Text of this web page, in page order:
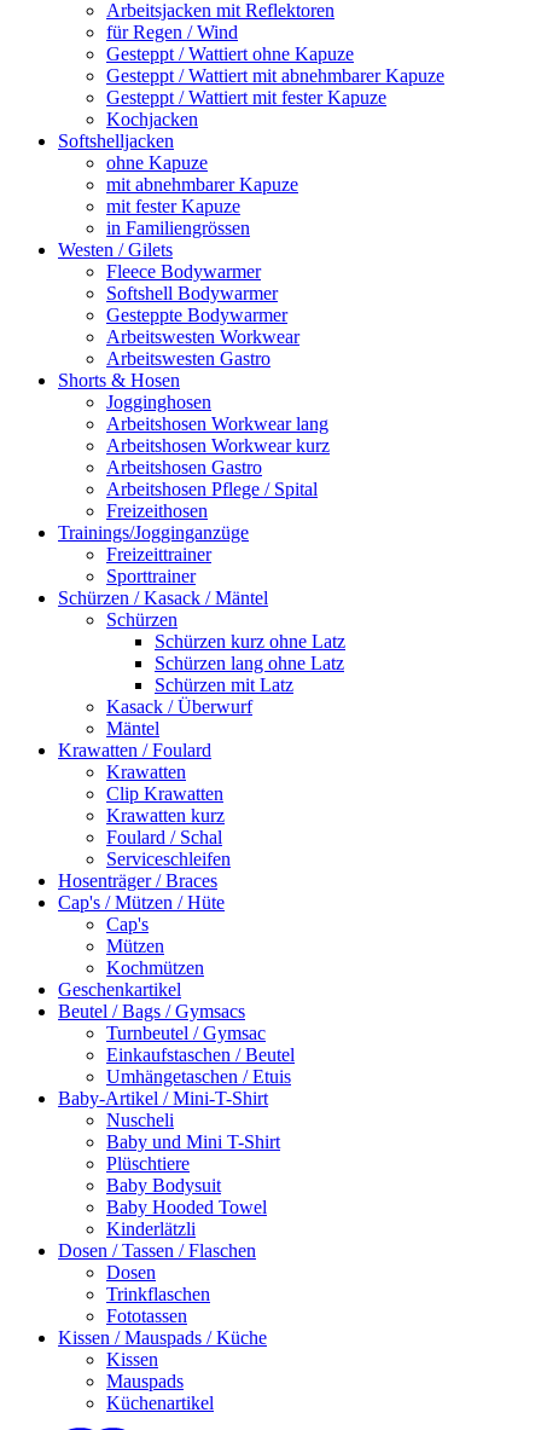
Arbeitsjacken mit Reflektoren
für Regen / Wind
Gesteppt / Wattiert ohne Kapuze
Gesteppt / Wattiert mit abnehmbarer Kapuze
Gesteppt / Wattiert mit fester Kapuze
Kochjacken
Softshelljacken
ohne Kapuze
mit abnehmbarer Kapuze
mit fester Kapuze
in Familiengrössen
Westen / Gilets
Fleece Bodywarmer
Softshell Bodywarmer
Gesteppte Bodywarmer
Arbeitswesten Workwear
Arbeitswesten Gastro
Shorts & Hosen
Jogginghosen
Arbeitshosen Workwear lang
Arbeitshosen Workwear kurz
Arbeitshosen Gastro
Arbeitshosen Pflege / Spital
Freizeithosen
Trainings/Jogginganzüge
Freizeittrainer
Sporttrainer
Schürzen / Kasack / Mäntel
Schürzen
Schürzen kurz ohne Latz
Schürzen lang ohne Latz
Schürzen mit Latz
Kasack / Überwurf
Mäntel
Krawatten / Foulard
Krawatten
Clip Krawatten
Krawatten kurz
Foulard / Schal
Serviceschleifen
Hosenträger / Braces
Cap's / Mützen / Hüte
Cap's
Mützen
Kochmützen
Geschenkartikel
Beutel / Bags / Gymsacs
Turnbeutel / Gymsac
Einkaufstaschen / Beutel
Umhängetaschen / Etuis
Baby-Artikel / Mini-T-Shirt
Nuscheli
Baby und Mini T-Shirt
Plüschtiere
Baby Bodysuit
Baby Hooded Towel
Kinderlätzli
Dosen / Tassen / Flaschen
Dosen
Trinkflaschen
Fototassen
Kissen / Mauspads / Küche
Kissen
Mauspads
Küchenartikel